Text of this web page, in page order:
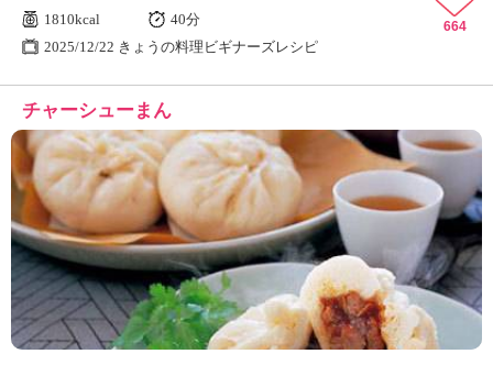
1810kcal
40分
2025/12/22 きょうの料理ビギナーズレシピ
664
チャーシューまん